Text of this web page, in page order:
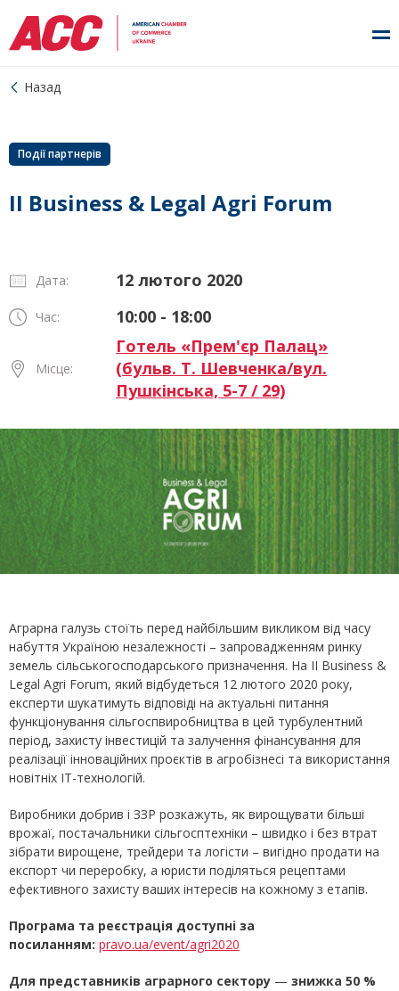
Назад
Події партнерів
II Business & Legal Agri Forum
Дата: 12 лютого 2020
Час: 10:00 - 18:00
Місце:
Готель «Прем'єр Палац»
(бульв. Т. Шевченка/вул.
Пушкінська, 5-7 / 29)
Аграрна галузь стоїть перед найбільшим викликом від часу
набуття Україною незалежності – запровадженням ринку
земель сільськогосподарського призначення. На II Business &
Legal Agri Forum, який відбудеться 12 лютого 2020 року,
експерти шукатимуть відповіді на актуальні питання
функціонування сільгоспвиробництва в цей турбулентний
період, захисту інвестицій та залучення фінансування для
реалізації інноваційних проєктів в агробізнесі та використання
новітніх ІТ-технологій.
Виробники добрив і ЗЗР розкажуть, як вирощувати більші
врожаї, постачальники сільгосптехніки – швидко і без втрат
зібрати вирощене, трейдери та логісти – вигідно продати на
експорт чи переробку, а юристи поділяться рецептами
ефективного захисту ваших інтересів на кожному з етапів.
Програма та реєстрація доступні за
посиланням: pravo.ua/event/agri2020
Для представників аграрного сектору — знижка 50 %